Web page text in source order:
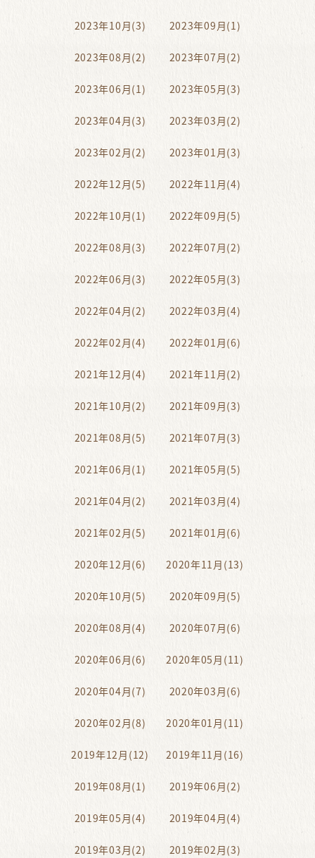
2023年10月(3) 2023年09月(1)
2023年08月(2) 2023年07月(2)
2023年06月(1) 2023年05月(3)
2023年04月(3) 2023年03月(2)
2023年02月(2) 2023年01月(3)
2022年12月(5) 2022年11月(4)
2022年10月(1) 2022年09月(5)
2022年08月(3) 2022年07月(2)
2022年06月(3) 2022年05月(3)
2022年04月(2) 2022年03月(4)
2022年02月(4) 2022年01月(6)
2021年12月(4) 2021年11月(2)
2021年10月(2) 2021年09月(3)
2021年08月(5) 2021年07月(3)
2021年06月(1) 2021年05月(5)
2021年04月(2) 2021年03月(4)
2021年02月(5) 2021年01月(6)
2020年12月(6) 2020年11月(13)
2020年10月(5) 2020年09月(5)
2020年08月(4) 2020年07月(6)
2020年06月(6) 2020年05月(11)
2020年04月(7) 2020年03月(6)
2020年02月(8) 2020年01月(11)
2019年12月(12) 2019年11月(16)
2019年08月(1) 2019年06月(2)
2019年05月(4) 2019年04月(4)
2019年03月(2) 2019年02月(3)